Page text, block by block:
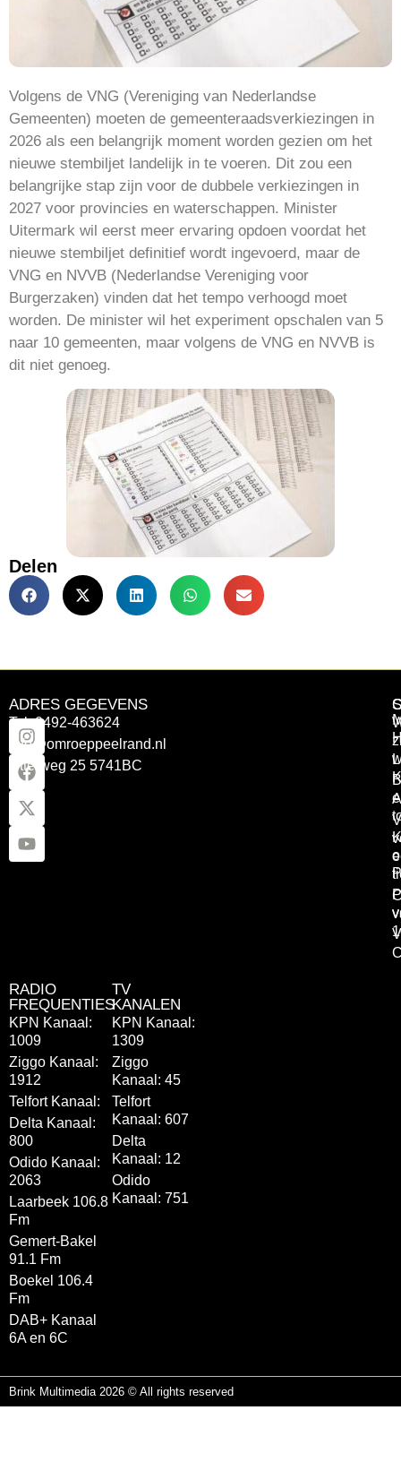
Volgens de VNG (Vereniging van Nederlandse
Gemeenten) moeten de gemeenteraadsverkiezingen in
2026 als een belangrijk moment worden gezien om het
nieuwe stembiljet landelijk in te voeren. Dit zou een
belangrijke stap zijn voor de dubbele verkiezingen in
2027 voor provincies en waterschappen. Minister
Uitermark wil eerst meer ervaring opdoen voordat het
nieuwe stembiljet definitief wordt ingevoerd, maar de
VNG en NVVB (Nederlandse Vereniging voor
Burgerzaken) vinden dat het tempo verhoogd moet
worden. De minister wil het experiment opschalen van 5
naar 10 gemeenten, maar volgens de VNG en NVVB is
dit niet genoeg.
Delen
ADRES GEGEVENS
Tel: 0492-463624
info@omroeppeelrand.nl
Otterweg 25 5741BC
RADIO
FREQUENTIES
KPN Kanaal:
1009
Ziggo Kanaal:
1912
Telfort Kanaal:
Delta Kanaal:
800
Odido Kanaal:
2063
Laarbeek 106.8
Fm
Gemert-Bakel
91.1 Fm
Boekel 106.4
Fm
DAB+ Kanaal
6A en 6C
TV
KANALEN
KPN Kanaal:
1309
Ziggo
Kanaal: 45
Telfort
Kanaal: 607
Delta
Kanaal: 12
Odido
Kanaal: 751
Brink Multimedia 2026 © All rights reserved